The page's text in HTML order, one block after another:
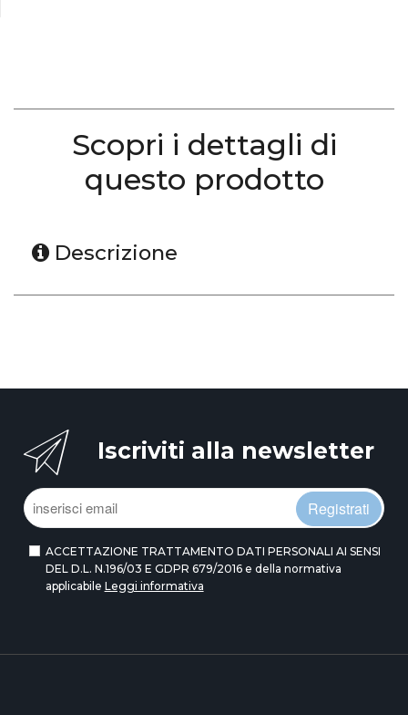
Scopri i dettagli di
questo prodotto
Descrizione
Iscriviti alla newsletter
Registrati
ACCETTAZIONE TRATTAMENTO DATI PERSONALI AI SENSI
DEL D.L. N.196/03 E GDPR 679/2016 e della normativa
applicabile Leggi informativa